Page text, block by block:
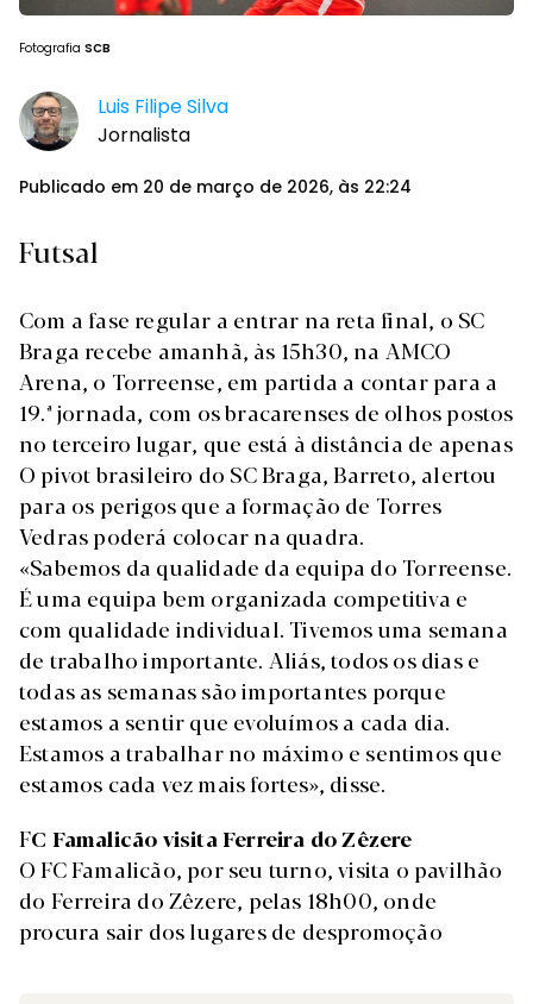
Fotografia SCB
Luis Filipe Silva
Jornalista
Publicado em 20 de março de 2026, às 22:24
Futsal
Com a fase regular a entrar na reta final, o SC
Braga recebe amanhã, às 15h30, na AMCO
Arena, o Torreense, em partida a contar para a
19.ª jornada, com os bracarenses de olhos postos
no terceiro lugar, que está à distância de apenas
O pivot brasileiro do SC Braga, Barreto, alertou
para os perigos que a formação de Torres
Vedras poderá colocar na quadra.
«Sabemos da qualidade da equipa do Torreense.
É uma equipa bem organizada competitiva e
com qualidade individual. Tivemos uma semana
de trabalho importante. Aliás, todos os dias e
todas as semanas são importantes porque
estamos a sentir que evoluímos a cada dia.
Estamos a trabalhar no máximo e sentimos que
estamos cada vez mais fortes», disse.
FC Famalicão visita Ferreira do Zêzere
O FC Famalicão, por seu turno, visita o pavilhão
do Ferreira do Zêzere, pelas 18h00, onde
procura sair dos lugares de despromoção